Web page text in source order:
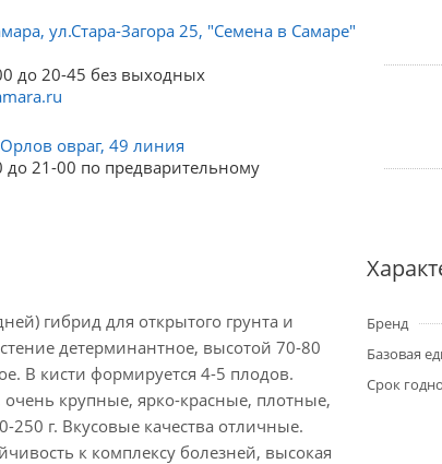
ул.Стара-Загора 25, "Семена в Самаре"
до 20-45 без выходных
овраг, 49 линия
до 21-00 по предварительному
гибрид для открытого грунта и
детерминантное, высотой 70-80
В кисти формируется 4-5 плодов.
крупные, ярко-красные, плотные,
250 г. Вкусовые качества отличные.
к комплексу болезней, высокая
Бренд
Базовая
Срок